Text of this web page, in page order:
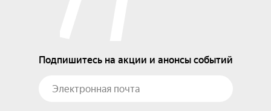
Подпишитесь на акции и анонсы событий